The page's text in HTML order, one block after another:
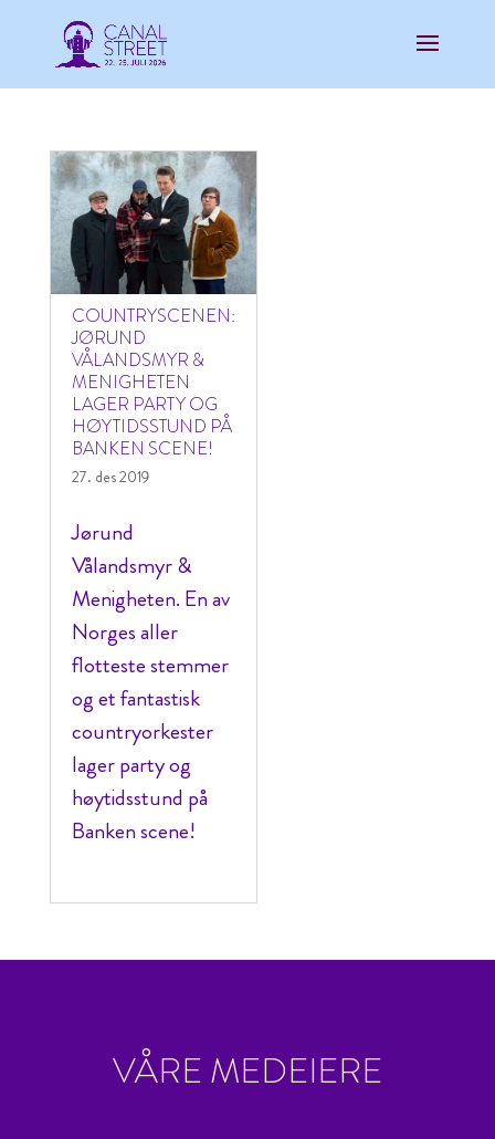
COUNTRYSCENEN:
JØRUND
VÅLANDSMYR &
MENIGHETEN
LAGER PARTY OG
HØYTIDSSTUND PÅ
BANKEN SCENE!
27. des 2019
Jørund
Vålandsmyr &
Menigheten. En av
Norges aller
flotteste stemmer
og et fantastisk
countryorkester
lager party og
høytidsstund på
Banken scene!
VÅRE MEDEIERE